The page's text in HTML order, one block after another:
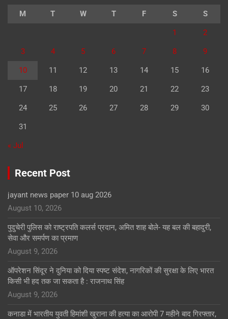
M T W T F S S
1 2
3 4 5 6 7 8 9
10 11 12 13 14 15 16
17 18 19 20 21 22 23
24 25 26 27 28 29 30
31
« Jul
Recent Post
jayant news paper 10 aug 2026
August 10, 2026
पुदुचेरी पुलिस को राष्ट्रपति कलर्स प्रदान, अमित शाह बोले- यह बल की बहादुरी,
सेवा और समर्पण का प्रमाण
August 9, 2026
ऑपरेशन सिंदूर ने दुनिया को दिया स्पष्ट संदेश, नागरिकों की सुरक्षा के लिए भारत
किसी भी हद तक जा सकता है : राजनाथ सिंह
August 9, 2026
कनाडा में भारतीय युवती हिमांशी खुराना की हत्या का आरोपी 7 महीने बाद गिरफ्तार,